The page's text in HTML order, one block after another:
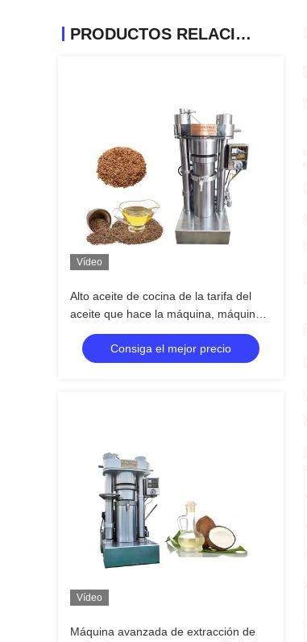
PRODUCTOS RELACIONADOS
Vídeo
Alto aceite de cocina de la tarifa del
aceite que hace la máquina, máquina
comestible de la extracción de aceite
380V
Consiga el mejor precio
Vídeo
Máquina avanzada de extracción de